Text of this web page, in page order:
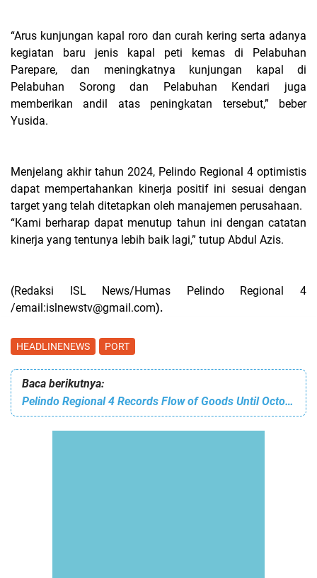
“Arus kunjungan kapal roro dan curah kering serta adanya
kegiatan baru jenis kapal peti kemas di Pelabuhan
Parepare, dan meningkatnya kunjungan kapal di
Pelabuhan Sorong dan Pelabuhan Kendari juga
memberikan andil atas peningkatan tersebut,” beber
Yusida.
Menjelang akhir tahun 2024, Pelindo Regional 4 optimistis
dapat mempertahankan kinerja positif ini sesuai dengan
target yang telah ditetapkan oleh manajemen perusahaan.
“Kami berharap dapat menutup tahun ini dengan catatan
kinerja yang tentunya lebih baik lagi,” tutup Abdul Azis.
(Redaksi ISL News/Humas Pelindo Regional 4
/email:islnewstv@gmail.com).
HEADLINENEWS PORT
Baca berikutnya:
Pelindo Regional 4 Records Flow of Goods Until October 2024 Reaching 64,043,679 Tons/M3 or Growing 80%